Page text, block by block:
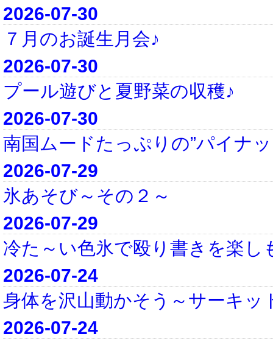
2026-07-30
７月のお誕生月会♪
2026-07-30
プール遊びと夏野菜の収穫♪
2026-07-30
南国ムードたっぷりの”パイナ
2026-07-29
氷あそび～その２～
2026-07-29
冷た～い色氷で殴り書きを楽し
2026-07-24
身体を沢山動かそう～サーキッ
2026-07-24